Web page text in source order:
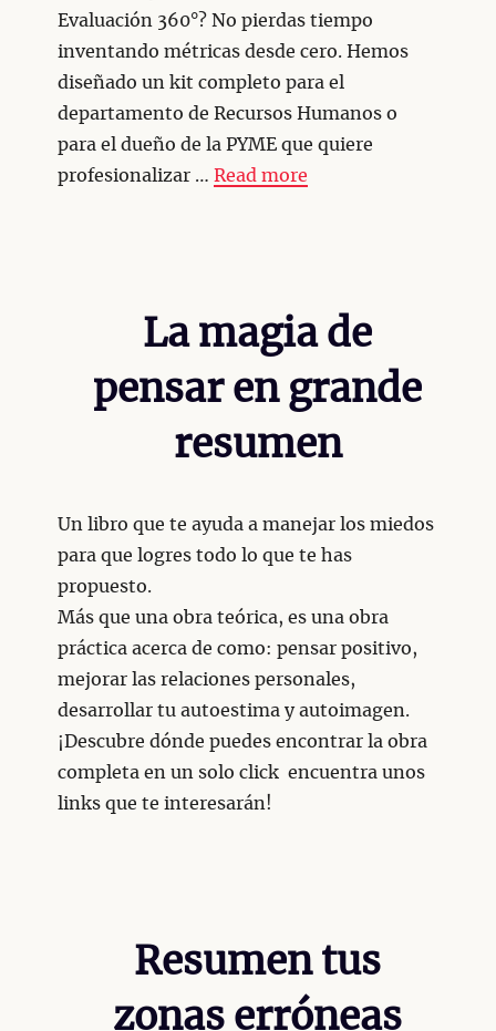
Evaluación 360°? No pierdas tiempo
inventando métricas desde cero. Hemos
diseñado un kit completo para el
departamento de Recursos Humanos o
para el dueño de la PYME que quiere
profesionalizar … Read more
La magia de
pensar en grande
resumen
Un libro que te ayuda a manejar los miedos
para que logres todo lo que te has
propuesto.
Más que una obra teórica, es una obra
práctica acerca de como: pensar positivo,
mejorar las relaciones personales,
desarrollar tu autoestima y autoimagen.
¡Descubre dónde puedes encontrar la obra
completa en un solo click encuentra unos
links que te interesarán!
Resumen tus
zonas erróneas